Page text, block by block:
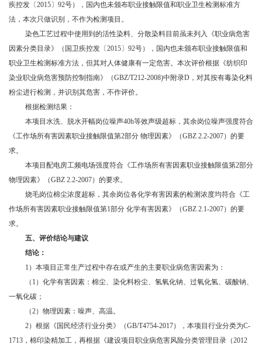
疾控发〔2015〕92号），国内也未颁布职业接触限值和职业卫生检测标准方
法，本次只做识别，不作为检测项目。
染色工艺过程中使用到的活性染料、分散染料目前虽未列入《职业病危害
因素分类目录》（国卫疾控发〔2015〕92号），国内也未颁布职业接触限值和
职业卫生检测标准方法，但其对人体健康有一定危害。本次评价根据《纺织印
染业职业病危害预防控制指南》（GBZ/T212-2008)中附录D，对其按有毒染化料
粉尘进行检测，并识别其危害，不作评价。
根据检测结果：
本项目水洗、脱水开幅岗位噪声40h等效声级超标，其余岗位噪声强度符合
《工作场所有害因素职业接触限值第2部分 物理因素》（GBZ 2.2-2007）的要
求。
本项目配电房工频电场强度符合《工作场所有害因素职业接触限值第2部分
物理因素》（GBZ 2.2-2007）的要求。
烧毛岗位棉尘浓度超标，其余岗位各化学有害因素的检测浓度均符合《工
作场所有害因素职业接触限值第1部分 化学有害因素》（GBZ 2.1-2007）的要
求。
五、 评价结论与建议
结论：
1）本项目正常生产过程中存在或产生的主要职业病危害因素为：
（ 1）化学有害因素：棉尘、染化料粉尘、氢氧化钠、过氧化氢、碳酸钠、
一氧化碳；
（2）物理因素：噪声、高温。
2）根据《国民经济行业分类》（GB/T4754-2017），本项目行业分类为C-
1713，棉印染精加工，再根据《建设项目职业病危害风险分类管理目录（2012